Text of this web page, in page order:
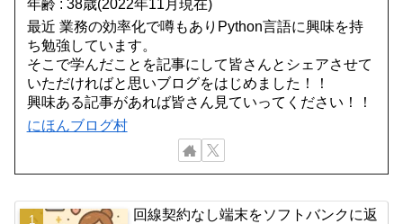
最近 業務の効率化で噂もありPython言語に興味を持
ち勉強しています。
そこで学んだことを記事にして皆さんとシェアさせて
いただければと思いブログをはじめました！！
興味ある記事があれば皆さん見ていってください！！
にほんブログ村
回線契約なし端末をソフトバンクに返